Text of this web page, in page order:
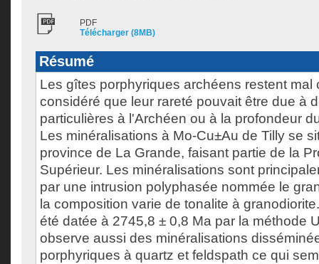
PDF
Télécharger (8MB)
Résumé
Les gîtes porphyriques archéens restent mal
considéré que leur rareté pouvait être due à
particulières à l'Archéen ou à la profondeur
Les minéralisations à Mo-Cu±Au de Tilly se
province de La Grande, faisant partie de la
Supérieur. Les minéralisations sont
par une intrusion polyphasée nommée le
la composition varie de tonalite à
été datée à 2745,8 ± 0,8 Ma par la méthode
observe aussi des minéralisations
porphyriques à quartz et feldspath ce qui